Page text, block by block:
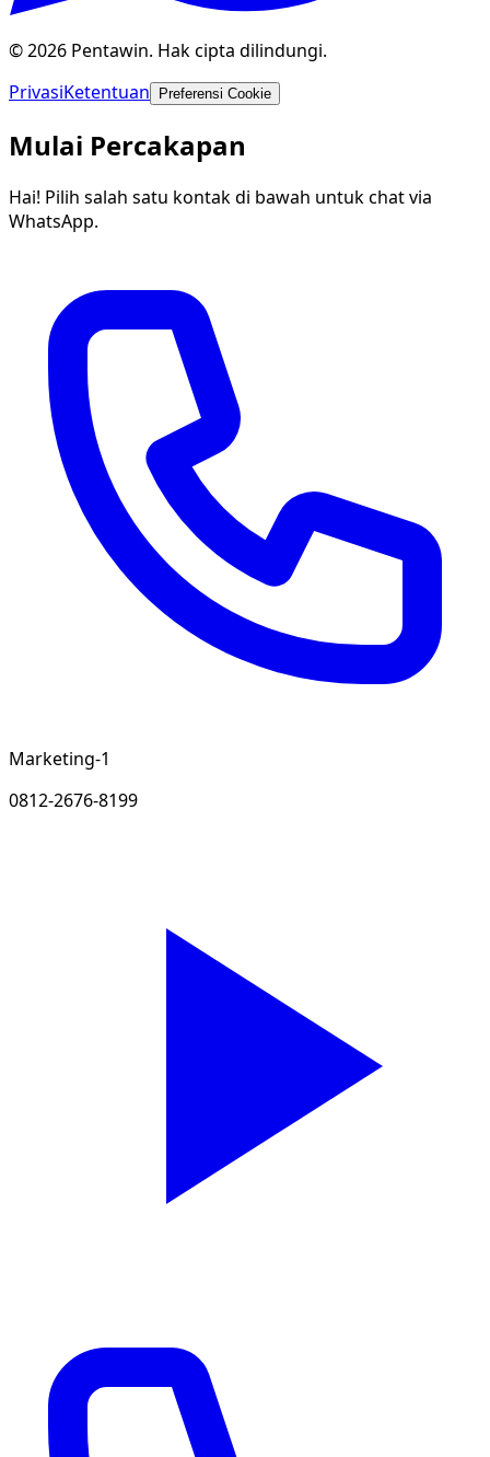
© 2026 Pentawin. Hak cipta dilindungi.
PrivasiKetentuan Preferensi Cookie
Mulai Percakapan
Hai! Pilih salah satu kontak di bawah untuk chat via
WhatsApp.
Marketing-1
0812-2676-8199